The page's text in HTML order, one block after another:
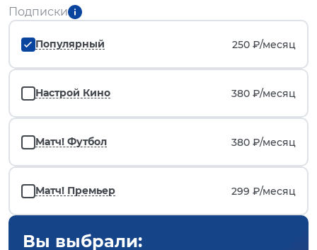
Подписки
Популярный 250 ₽/месяц
Настрой Кино 380 ₽/месяц
Матч! Футбол 380 ₽/месяц
Матч! Премьер 299 ₽/месяц
Вы выбрали: